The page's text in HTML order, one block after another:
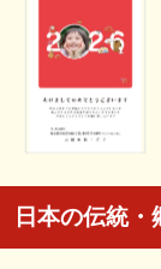
日本の伝統・